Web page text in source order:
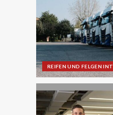
REIFEN UND FELGEN INT